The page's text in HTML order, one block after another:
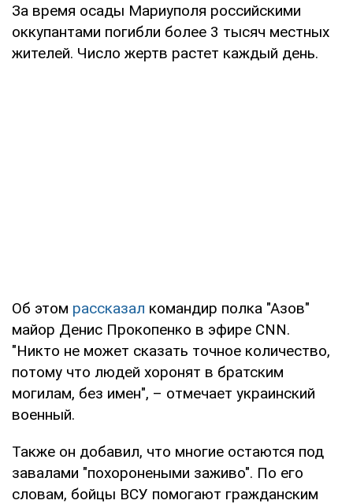
За время осады Мариуполя российскими
оккупантами погибли более 3 тысяч местных
жителей. Число жертв растет каждый день.
Об этом рассказал командир полка "Азов"
майор Денис Прокопенко в эфире CNN.
"Никто не может сказать точное количество,
потому что людей хоронят в братским
могилам, без имен", – отмечает украинский
военный.
Также он добавил, что многие остаются под
завалами "похоронеными заживо". По его
словам, бойцы ВСУ помогают гражданским